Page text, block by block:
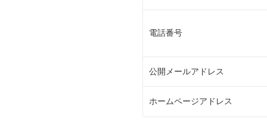
電話番号
公開メールアドレス
ホームページアドレス